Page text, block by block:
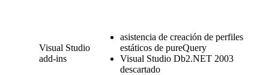
Visual Studio
add-ins
asistencia de creación de perfiles
estáticos de pureQuery
Visual Studio Db2.NET 2003
descartado